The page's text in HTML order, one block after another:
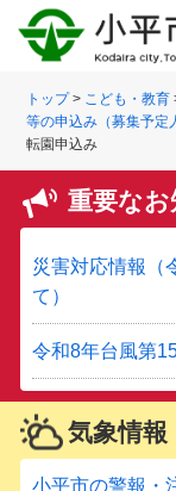
トップ> こども・教育
等の申込み（募集予定
転園申込み
重要なお
災害対応情報（
て）
令和8年台風第
気象情報
小平市の警報・